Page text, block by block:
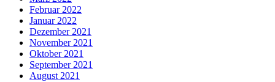
Februar 2022
Januar 2022
Dezember 2021
November 2021
Oktober 2021
September 2021
August 2021